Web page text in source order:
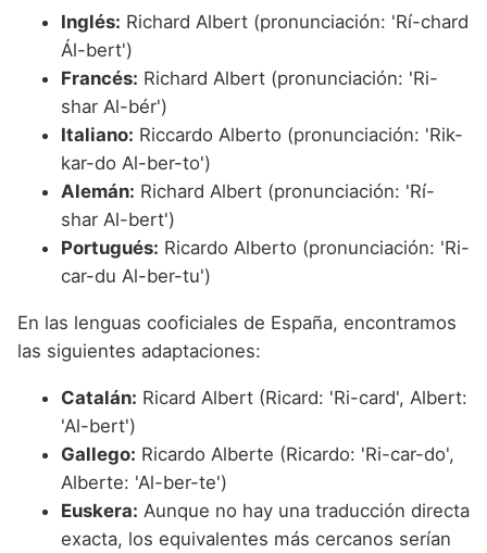
Inglés: Richard Albert (pronunciación: 'Rí-chard
Ál-bert')
Francés: Richard Albert (pronunciación: 'Ri-
shar Al-bér')
Italiano: Riccardo Alberto (pronunciación: 'Rik-
kar-do Al-ber-to')
Alemán: Richard Albert (pronunciación: 'Rí-
shar Al-bert')
Portugués: Ricardo Alberto (pronunciación: 'Ri-
car-du Al-ber-tu')
En las lenguas cooficiales de España, encontramos
las siguientes adaptaciones:
Catalán: Ricard Albert (Ricard: 'Ri-card', Albert:
'Al-bert')
Gallego: Ricardo Alberte (Ricardo: 'Ri-car-do',
Alberte: 'Al-ber-te')
Euskera: Aunque no hay una traducción directa
exacta, los equivalentes más cercanos serían